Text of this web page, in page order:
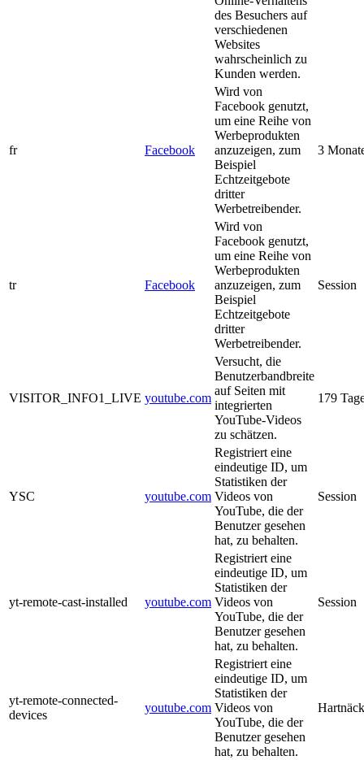
des Besuchers auf
verschiedenen
Websites
wahrscheinlich zu
Kunden werden.
fr Facebook
Wird von
Facebook genutzt,
um eine Reihe von
Werbeprodukten
anzuzeigen, zum
Beispiel
Echtzeitgebote
dritter
Werbetreibender.
3
tr Facebook
Wird von
Facebook genutzt,
um eine Reihe von
Werbeprodukten
anzuzeigen, zum
Beispiel
Echtzeitgebote
dritter
Werbetreibender.
Session
VISITOR_INFO1_LIVE youtube.com
Versucht, die
Benutzerbandbreite
auf Seiten mit
integrierten
YouTube-Videos
zu schätzen.
179
YSC youtube.com
Registriert eine
eindeutige ID, um
Statistiken der
Videos von
YouTube, die der
Benutzer gesehen
hat, zu behalten.
Session
yt-remote-cast-installed youtube.com
Registriert eine
eindeutige ID, um
Statistiken der
Videos von
YouTube, die der
Benutzer gesehen
hat, zu behalten.
Session
yt-remote-connected-
devices
youtube.com
Registriert eine
eindeutige ID, um
Statistiken der
Videos von
YouTube, die der
Benutzer gesehen
hat, zu behalten.